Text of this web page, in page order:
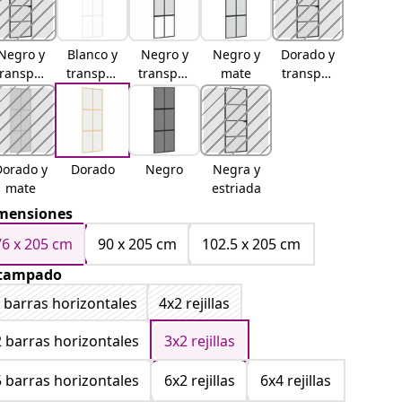
y
ente
Blanco y
transpar
ente
Negro y
transpar
ente y
mate
Negro y
mate
Dorado y
transpar
y
mate
Dorado Negro
Negra y
estriada
x 205 cm
90 x 205 cm
102.5 x 205 cm
barras horizontales
4x2 rejillas
barras horizontales
3x2 rejillas
barras horizontales
6x2 rejillas 6x4 rejillas